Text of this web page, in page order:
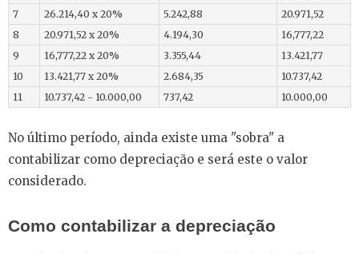
7
26.214,40 x 20% 5.242,88
20.971,52
8
20.971,52 x 20% 4.194,30
16,777,22
9
16,777,22 x 20% 3.355,44
13.421,77
10
13.421,77 x 20% 2.684,35
10.737,42
11
10.737,42 - 10.000,00 737,42 10.000,00
No último período, ainda existe uma "sobra" a
contabilizar como depreciação e será este o valor
considerado.
Como contabilizar a depreciação